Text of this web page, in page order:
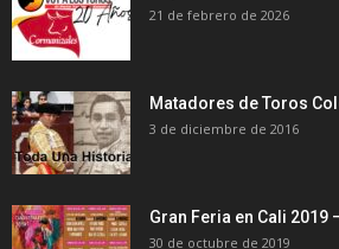
21 de febrero de 2026
Matadores de Toros
3 de diciembre de 2016
Gran Feria en Cali 2019
30 de octubre de 2019